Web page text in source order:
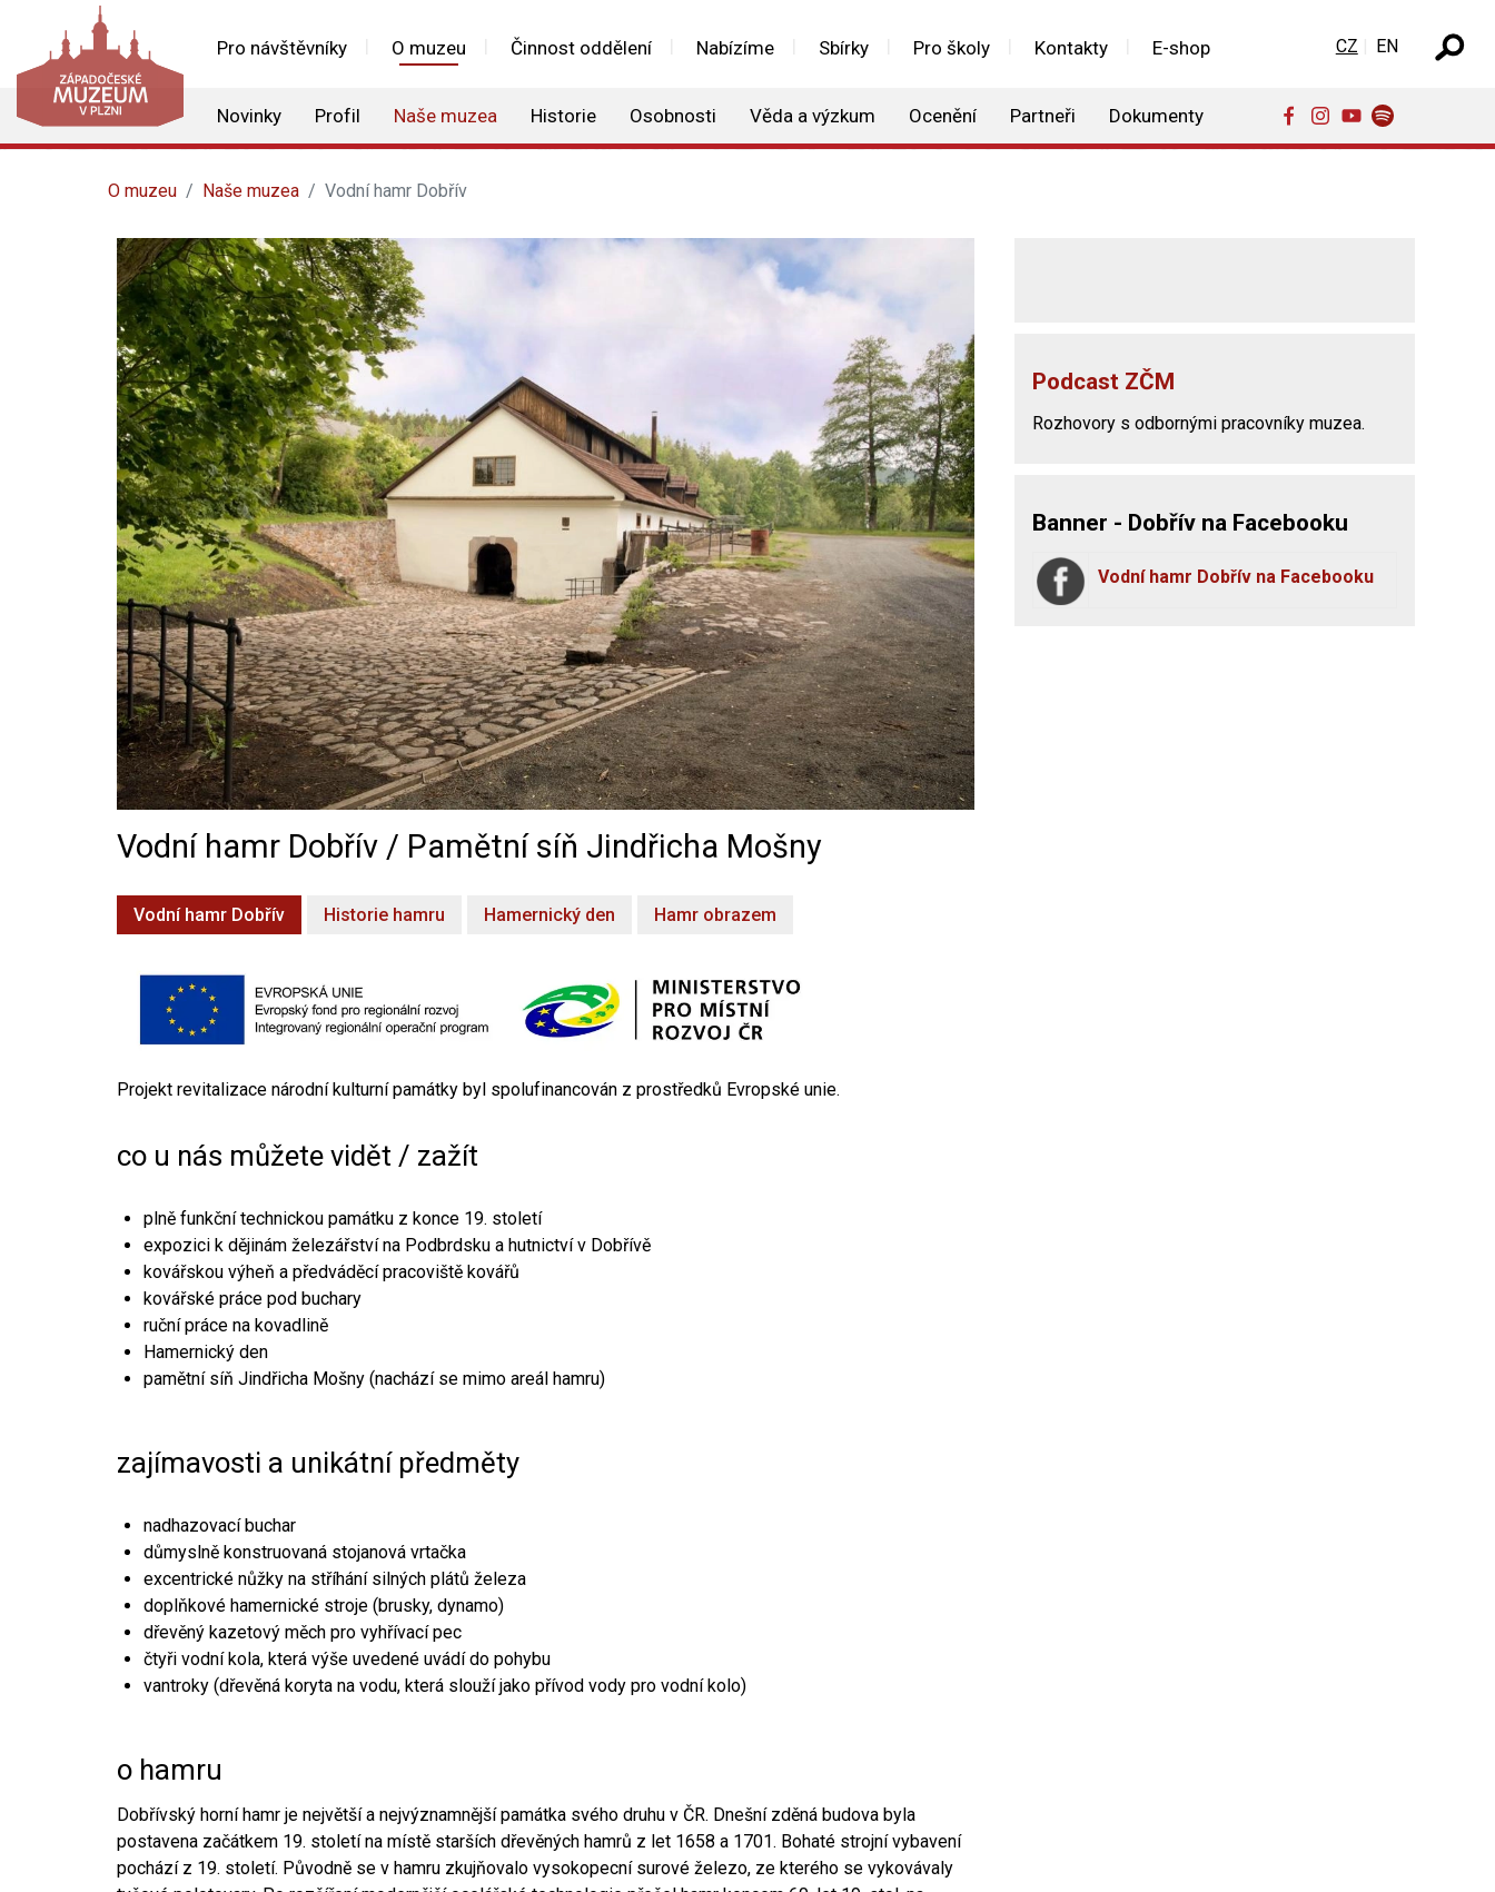
Pro návštěvníky O muzeu Činnost oddělení Nabízíme Sbírky Pro školy Kontakty E-shop
Novinky Profil Naše muzea Historie Osobnosti Věda a výzkum Ocenění Partneři Dokumenty
Zvolte jazyk
CZ EN
O muzeu Naše muzea Vodní hamr Dobřív
Vodní hamr Dobřív / Pamětní síň Jindřicha Mošny
Vodní hamr Dobřív Historie hamru Hamernický den Hamr obrazem
Projekt revitalizace národní kulturní památky byl spolufinancován z prostředků Evropské unie.
co u nás můžete vidět / zažít
plně funkční technickou památku z konce 19. století
expozici k dějinám železářství na Podbrdsku a hutnictví v Dobřívě
kovářskou výheň a předváděcí pracoviště kovářů
kovářské práce pod buchary
ruční práce na kovadlině
Hamernický den
pamětní síň Jindřicha Mošny (nachází se mimo areál hamru)
zajímavosti a unikátní předměty
nadhazovací buchar
důmyslně konstruovaná stojanová vrtačka
excentrické nůžky na stříhání silných plátů železa
doplňkové hamernické stroje (brusky, dynamo)
dřevěný kazetový měch pro vyhřívací pec
čtyři vodní kola, která výše uvedené uvádí do pohybu
vantroky (dřevěná koryta na vodu, která slouží jako přívod vody pro vodní kolo)
o hamru
Dobřívský horní hamr je největší a nejvýznamnější památka svého druhu v ČR. Dnešní zděná budova byla
postavena začátkem 19. století na místě starších dřevěných hamrů z let 1658 a 1701. Bohaté strojní vybavení
pochází z 19. století. Původně se v hamru zkujňovalo vysokopecní surové železo, ze kterého se vykovávaly
Podcast ZČM
Rozhovory s odbornými pracovníky muzea.
Banner - Dobřív na Facebooku
Vodní hamr Dobřív na Facebooku